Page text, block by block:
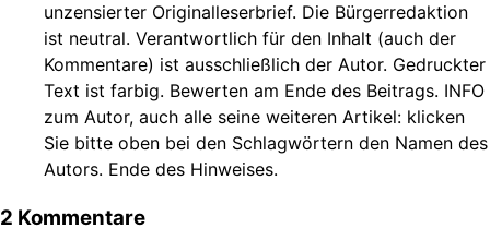
unzensierter Originalleserbrief. Die Bürgerredaktion
ist neutral. Verantwortlich für den Inhalt (auch der
Kommentare) ist ausschließlich der Autor. Gedruckter
Text ist farbig. Bewerten am Ende des Beitrags. INFO
zum Autor, auch alle seine weiteren Artikel: klicken
Sie bitte oben bei den Schlagwörtern den Namen des
Autors. Ende des Hinweises.
2 Kommentare